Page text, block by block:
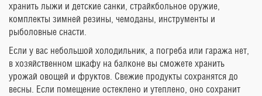
хранить лыжи и детские санки, страйкбольное оружие,
комплекты зимней резины, чемоданы, инструменты и
рыболовные снасти.
Если у вас небольшой холодильник, а погреба или гаража нет,
в хозяйственном шкафу на балконе вы сможете хранить
урожай овощей и фруктов. Свежие продукты сохранятся до
весны. Если помещение остеклено и утеплено, оно сохранит